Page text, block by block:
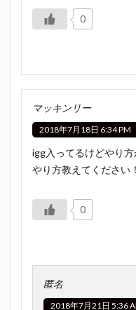
0
マッキンリー
2018年7月18日 6:34 PM
igg入ってるけどやり
やり方教えてください！
0
匿名
2018年7月21日 5:36